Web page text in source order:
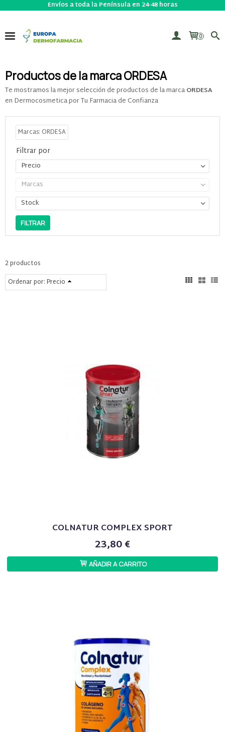
Envíos a toda la Península en 24-48 horas
0
Productos de la marca ORDESA
Te mostramos la mejor selección de productos de la marcaORDESA
en Dermocosmetica por Tu Farmacia de Confianza
Marcas: ORDESA
Filtrar por
Precio
Marcas
Stock
2 productos
Ordenar por:Precio
COLNATUR COMPLEX SPORT
23,80 €
AÑADIR A CARRITO